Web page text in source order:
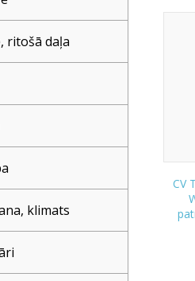
ritošā daļa
klimats
CV